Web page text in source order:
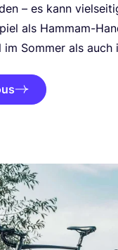
– es kann
als Ham­mam-
im Som­mer als auch